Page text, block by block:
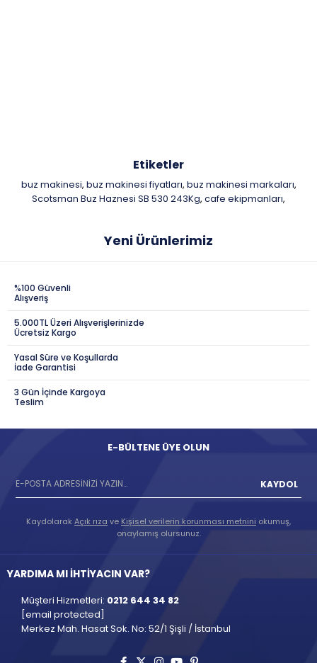
Etiketler
buz makinesi, buz makinesi fiyatları, buz makinesi markaları,
Scotsman Buz Haznesi SB 530 243Kg, cafe ekipmanları,
Yeni Ürünlerimiz
%100 Güvenli
Alışveriş
5.000TL Üzeri Alışverişlerinizde
Ücretsiz Kargo
Yasal Süre ve Koşullarda
İade Garantisi
3 Gün İçinde Kargoya
Teslim
E-BÜLTENE ÜYE OLUN
KAYDOL
KaydolarakAçık rıza ve Kişisel verilerin korunması metnini okumuş,
onaylamış olursunuz.
YARDIMA MI İHTİYACIN VAR?
Müşteri Hizmetleri: 0212 644 34 82
[email protected]
Merkez Mah. Hasat Sok. No: 52/1 Şişli / İstanbul